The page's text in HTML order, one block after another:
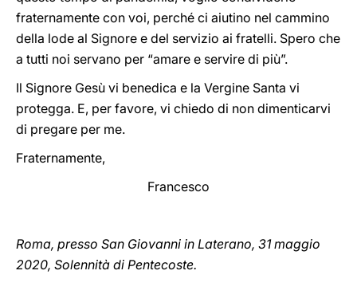
fraternamente con voi, perché ci aiutino nel cammino
della lode al Signore e del servizio ai fratelli. Spero che
a tutti noi servano per “amare e servire di più”.
Il Signore Gesù vi benedica e la Vergine Santa vi
protegga. E, per favore, vi chiedo di non dimenticarvi
di pregare per me.
Fraternamente,
Francesco
Roma, presso San Giovanni in Laterano, 31 maggio
2020, Solennità di Pentecoste.